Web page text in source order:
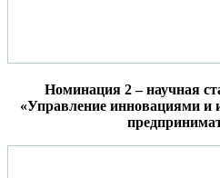
Номинация 2 – научная
«Управление инновациями и